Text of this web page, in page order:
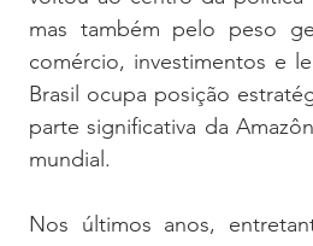
mas também pelo peso
comércio, investimentos e
Brasil ocupa posição
parte significativa da
mundial.
Nos últimos anos,